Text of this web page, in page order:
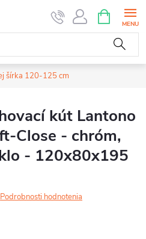
KOŠÍK
šírka 120-125 cm
kút Lantono
Close - chróm,
- 120x80x195
Podrobnosti hodnotenia